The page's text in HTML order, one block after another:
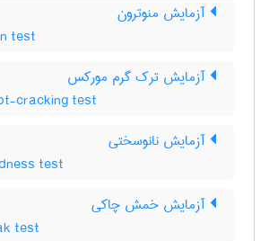
آزمایش منوترون
test
آزمایش ترک گرم مورکس
cracking test
آزمایش نانوسختی
test
آزمایش خمش چاکی
test